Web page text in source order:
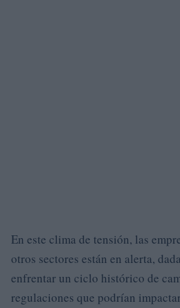
En este clima de tensión, las
otros sectores están en alerta,
enfrentar un ciclo histórico de
regulaciones que podrían